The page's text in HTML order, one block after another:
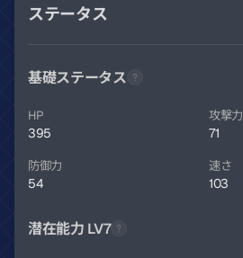
ステータス
基礎ステータス
HP
395
攻撃力
71
防御力
54
速さ
103
潜在能力 LV7